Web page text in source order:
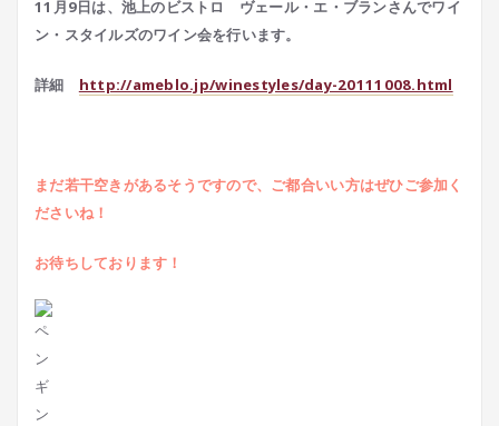
11月9日は、池上のビストロ ヴェール・エ・ブランさんでワイ
ン・スタイルズのワイン会を行います。
詳細 http://ameblo.jp/winestyles/day-20111008.html
まだ若干空きがあるそうですので、ご都合いい方はぜひご参加く
ださいね！
お待ちしております！